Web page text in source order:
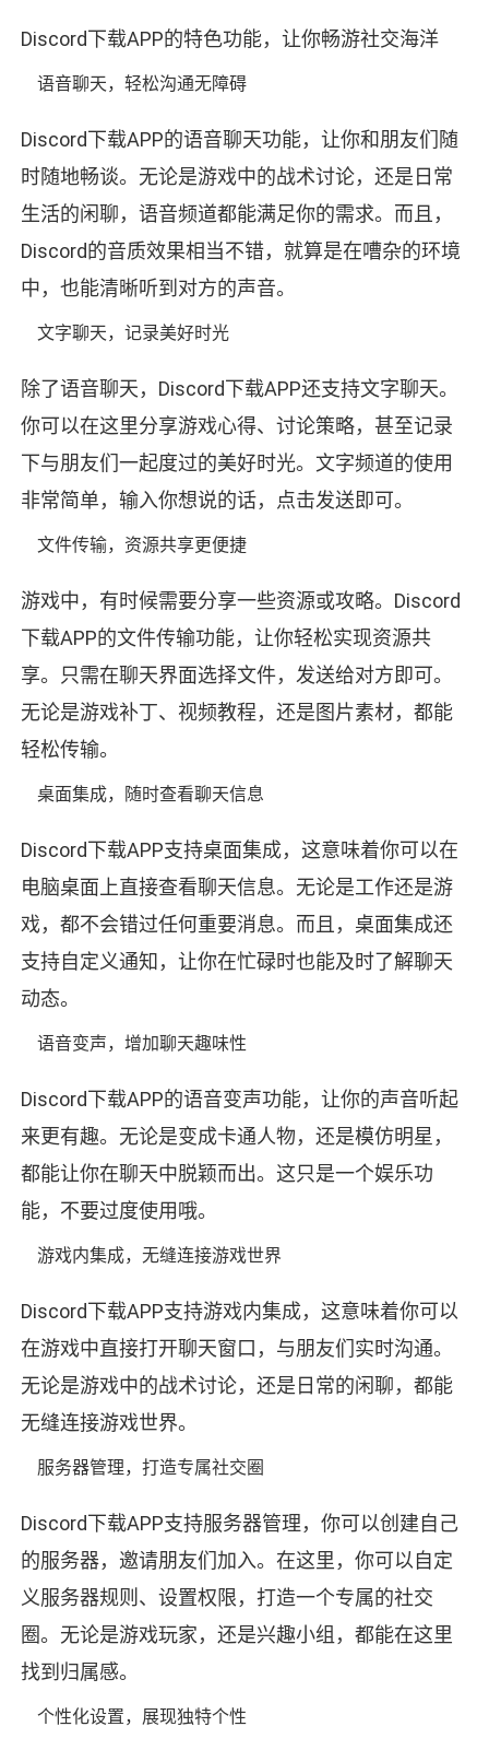
Discord下载APP的特色功能，让你畅游社交海洋
语音聊天，轻松沟通无障碍
Discord下载APP的语音聊天功能，让你和朋友们随
时随地畅谈。无论是游戏中的战术讨论，还是日常
生活的闲聊，语音频道都能满足你的需求。而且，
Discord的音质效果相当不错，就算是在嘈杂的环境
中，也能清晰听到对方的声音。
文字聊天，记录美好时光
除了语音聊天，Discord下载APP还支持文字聊天。
你可以在这里分享游戏心得、讨论策略，甚至记录
下与朋友们一起度过的美好时光。文字频道的使用
非常简单，输入你想说的话，点击发送即可。
文件传输，资源共享更便捷
游戏中，有时候需要分享一些资源或攻略。Discord
下载APP的文件传输功能，让你轻松实现资源共
享。只需在聊天界面选择文件，发送给对方即可。
无论是游戏补丁、视频教程，还是图片素材，都能
轻松传输。
桌面集成，随时查看聊天信息
Discord下载APP支持桌面集成，这意味着你可以在
电脑桌面上直接查看聊天信息。无论是工作还是游
戏，都不会错过任何重要消息。而且，桌面集成还
支持自定义通知，让你在忙碌时也能及时了解聊天
动态。
语音变声，增加聊天趣味性
Discord下载APP的语音变声功能，让你的声音听起
来更有趣。无论是变成卡通人物，还是模仿明星，
都能让你在聊天中脱颖而出。这只是一个娱乐功
能，不要过度使用哦。
游戏内集成，无缝连接游戏世界
Discord下载APP支持游戏内集成，这意味着你可以
在游戏中直接打开聊天窗口，与朋友们实时沟通。
无论是游戏中的战术讨论，还是日常的闲聊，都能
无缝连接游戏世界。
服务器管理，打造专属社交圈
Discord下载APP支持服务器管理，你可以创建自己
的服务器，邀请朋友们加入。在这里，你可以自定
义服务器规则、设置权限，打造一个专属的社交
圈。无论是游戏玩家，还是兴趣小组，都能在这里
找到归属感。
个性化设置，展现独特个性